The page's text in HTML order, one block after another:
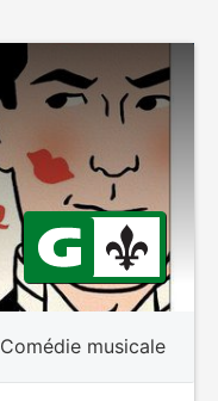
Comédie musicale